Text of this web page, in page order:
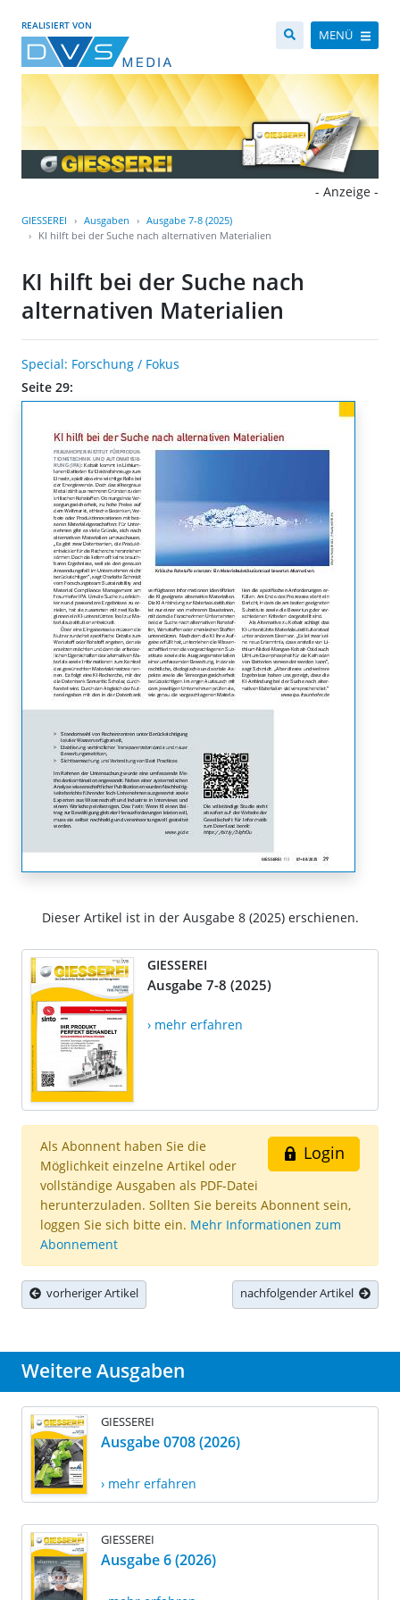
REALISIERT VON
MENÜ
- Anzeige -
GIESSEREI Ausgaben
Ausgabe 7-8 (2025)
KI hilft bei der Suche nach alternativen Materialien
KI hilft bei der Suche nach
alternativen Materialien
Special: Forschung / Fokus
Seite 29:
Dieser Artikel ist in der Ausgabe 8 (2025) erschienen.
GIESSEREI
Ausgabe 7-8 (2025)
› mehr erfahren
Login
Als Abonnent haben Sie die
Möglichkeit einzelne Artikel oder
vollständige Ausgaben als PDF-Datei
herunterzuladen. Sollten Sie bereits Abonnent sein,
loggen Sie sich bitte ein. Mehr Informationen zum
Abonnement
vorheriger Artikel nachfolgender Artikel
Weitere Ausgaben
GIESSEREI
Ausgabe 0708 (2026)
› mehr erfahren
GIESSEREI
Ausgabe 6 (2026)